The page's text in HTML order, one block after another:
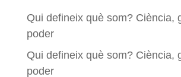
Qui defineix què som? Ciència,
poder
Qui defineix què som? Ciència,
poder